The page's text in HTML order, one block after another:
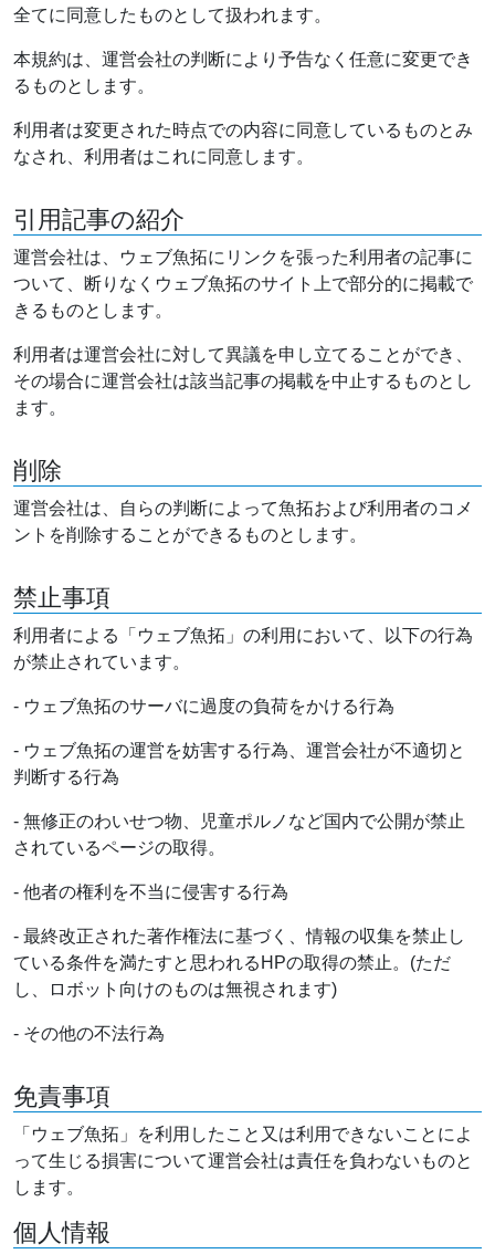
全てに同意したものとして扱われます。
本規約は、運営会社の判断により予告なく任意に変更でき
るものとします。
利用者は変更された時点での内容に同意しているものとみ
なされ、利用者はこれに同意します。
引用記事の紹介
運営会社は、ウェブ魚拓にリンクを張った利用者の記事に
ついて、断りなくウェブ魚拓のサイト上で部分的に掲載で
きるものとします。
利用者は運営会社に対して異議を申し立てることができ、
その場合に運営会社は該当記事の掲載を中止するものとし
ます。
削除
運営会社は、自らの判断によって魚拓および利用者のコメ
ントを削除することができるものとします。
禁止事項
利用者による「ウェブ魚拓」の利用において、以下の行為
が禁止されています。
- ウェブ魚拓のサーバに過度の負荷をかける行為
- ウェブ魚拓の運営を妨害する行為、運営会社が不適切と
判断する行為
- 無修正のわいせつ物、児童ポルノなど国内で公開が禁止
されているページの取得。
- 他者の権利を不当に侵害する行為
- 最終改正された著作権法に基づく、情報の収集を禁止し
ている条件を満たすと思われるHPの取得の禁止。(ただ
し、ロボット向けのものは無視されます)
- その他の不法行為
免責事項
「ウェブ魚拓」を利用したこと又は利用できないことによ
って生じる損害について運営会社は責任を負わないものと
します。
個人情報